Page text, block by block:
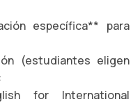
específica** para
(estudiantes eligen
for International